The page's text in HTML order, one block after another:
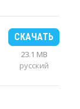
СКАЧАТЬ
23.1 MB
русский